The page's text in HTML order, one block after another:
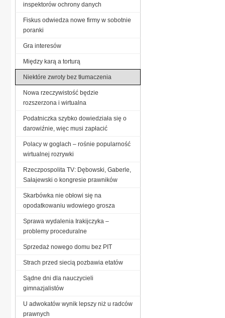
inspektorów ochrony danych
Fiskus odwiedza nowe firmy w sobotnie
poranki
Gra interesów
Między karą a torturą
Niektóre zwroty bez tłumaczenia
Nowa rzeczywistość będzie
rozszerzona i wirtualna
Podatniczka szybko dowiedziała się o
darowiźnie, więc musi zapłacić
Polacy w goglach – rośnie popularność
wirtualnej rozrywki
Rzeczpospolita TV: Dębowski, Gaberle,
Sałajewski o kongresie prawników
Skarbówka nie obłowi się na
opodatkowaniu wdowiego grosza
Sprawa wydalenia Irakijczyka –
problemy proceduralne
Sprzedaż nowego domu bez PIT
Strach przed siecią pozbawia etatów
Sądne dni dla nauczycieli
gimnazjalistów
U adwokatów wynik lepszy niż u radców
prawnych